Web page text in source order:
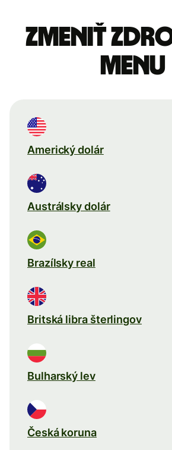
Zmeniť
menu
Americký dolár
Austrálsky dolár
Brazílsky real
Britská libra šterlingov
Bulharský lev
Česká koruna